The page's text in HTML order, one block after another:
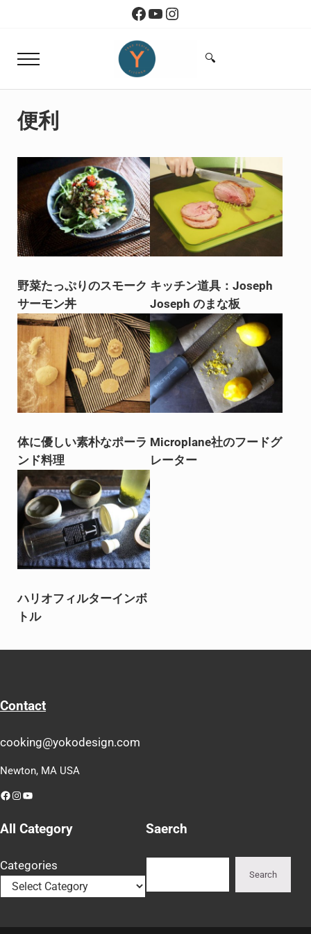
Skip to header right navigationFacebook
YouTube
Instagram
Menu
Yoko Design Kitchen
Search...
🔍
便利
野菜たっぷりのスモーク
サーモン丼
キッチン道具：Joseph
Joseph のまな板
体に優しい素朴なポーラ
ンド料理
Microplane社のフードグ
レーター
ハリオフィルターインボ
トル
Contact
cooking@yokodesign.com
Newton, MA USA
Facebook
Instagram
YouTube
All Category
Categories
Saerch
Search